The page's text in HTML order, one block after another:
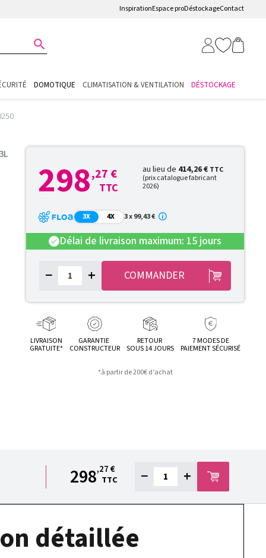
InspirationEspace proDéstockageContact

DOMOTIQUE CLIMATISATION & VENTILATION DÉSTOCKAGE
298,27 €
TTC
au lieu de 414,26 € TTC
(prix catalogue fabricant
2026)
3X 4X 3 x 99,43 €
check Délai de livraison maximum: 15 jours
− + COMMANDER
LIVRAISON
GRATUITE*
GARANTIE
CONSTRUCTEUR
RETOUR
SOUS 14 JOURS
7 MODES DE
PAIEMENT SÉCURISÉ
*à partir de 200€ d’achat
298,27 €
TTC
− +
détaillée